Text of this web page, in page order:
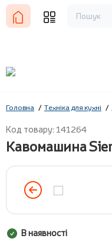
Головна Техніка для кухні
Код товару: 141264
Кавомашина
В наявності